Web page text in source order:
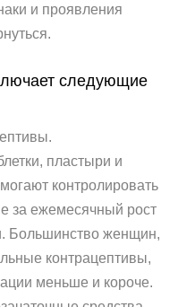
и проявления
следующие
пластыри и
контролировать
за ежемесячный рост
Большинство женщин,
контрацептивы,
меньше и короче.